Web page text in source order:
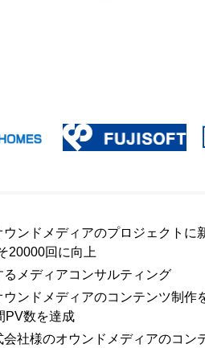
ンドメディアのプロジェクトに
20000回に向上
メディアコンサルティング
ンドメディアのコンテンツ制作
PV数を達成
社様のオウンドメディアのコン